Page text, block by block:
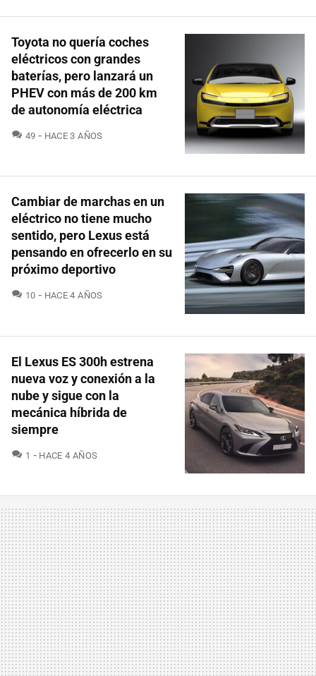
Toyota no quería coches
eléctricos con grandes
baterías, pero lanzará un
PHEV con más de 200 km
de autonomía eléctrica
49 COMENTARIOS
HACE 3 AÑOS
Cambiar de marchas en un
eléctrico no tiene mucho
sentido, pero Lexus está
pensando en ofrecerlo en su
próximo deportivo
10 COMENTARIOS
HACE 4 AÑOS
El Lexus ES 300h estrena
nueva voz y conexión a la
nube y sigue con la
mecánica híbrida de
siempre
1 COMENTARIOS
HACE 4 AÑOS